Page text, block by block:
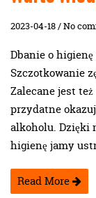
2023-04-18 / No
Dbanie o
Szczotkowanie
Zalecane jest
przydatne
alkoholu. Dzięki
higienę jamy
Read More